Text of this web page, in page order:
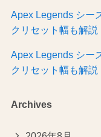
Apex Legends シー
クリセット幅も解説
Apex Legends シー
クリセット幅も解説
Archives